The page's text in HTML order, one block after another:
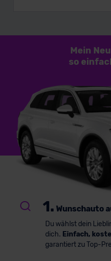
Mein
so
1. Wunschauto
Du wählst dein
dich. Einfach,
garantiert zu Top-